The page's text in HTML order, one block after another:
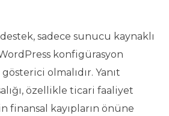
sadece sunucu kaynaklı
konfigürasyon
olmalıdır. Yanıt
özellikle ticari faaliyet
finansal kayıpların önüne